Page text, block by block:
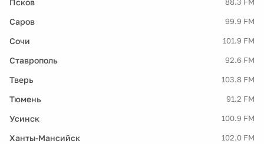
88.3 FM
Саров 99.9 FM
Сочи 101.9 FM
Ставрополь 92.6 FM
Тверь 103.8 FM
Тюмень 91.2 FM
Усинск 100.9 FM
Ханты-Мансийск 102.0 FM